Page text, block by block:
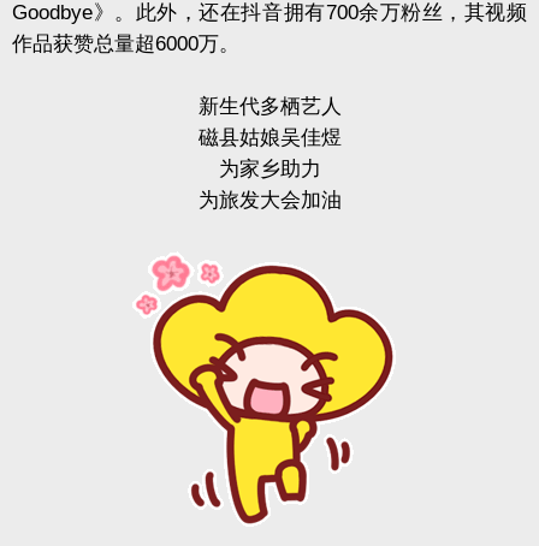
Goodbye》。此外，还在抖音拥有700余万粉丝，其视频
作品获赞总量超6000万。
新生代多栖艺人
磁县姑娘吴佳煜
为家乡助力
为旅发大会加油